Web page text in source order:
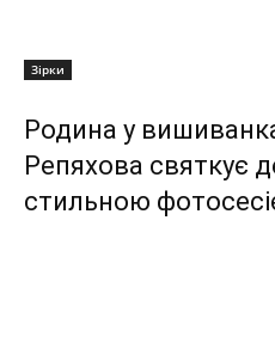
Зірки
Родина у
Репяхова святкує
стильною